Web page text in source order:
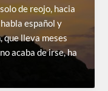
de reojo, hacia
español y
que lleva meses
acaba de irse, ha